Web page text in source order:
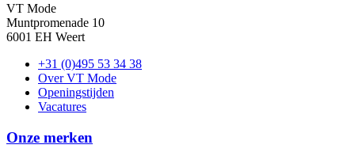
VT Mode
Muntpromenade 10
6001 EH Weert
+31 (0)495 53 34 38
Over VT Mode
Openingstijden
Vacatures
Onze merken